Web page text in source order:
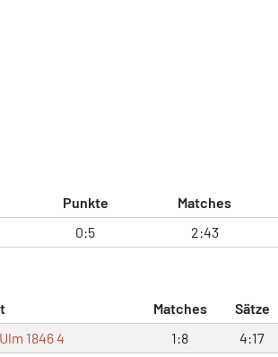
Punkte Matches
0:5 2:43
Matches Sätze
1846 4 1:8 4:17